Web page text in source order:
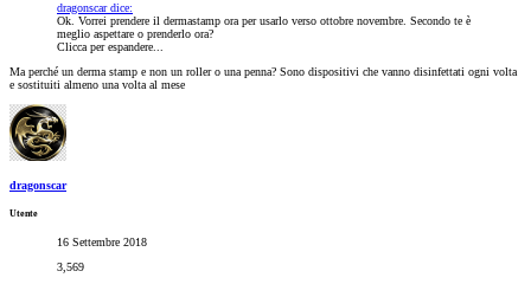
dragonscar dice:
Ok. Vorrei prendere il dermastamp ora per usarlo verso ottobre novembre. Secondo te è
meglio aspettare o prenderlo ora?
Clicca per espandere...
Ma perché un derma stamp e non un roller o una penna? Sono dispositivi che vanno disinfettati ogni volta
e sostituiti almeno una volta al mese
dragonscar
Utente
16 Settembre 2018
3,569